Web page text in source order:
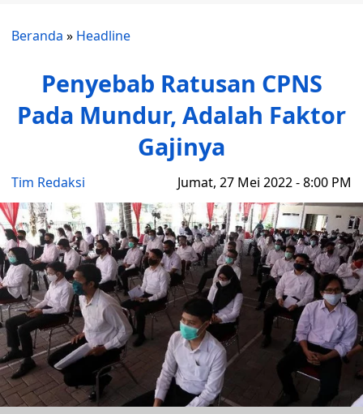
Beranda » Headline
Penyebab Ratusan CPNS
Pada Mundur, Adalah Faktor
Gajinya
Tim Redaksi Jumat, 27 Mei 2022 - 8:00 PM